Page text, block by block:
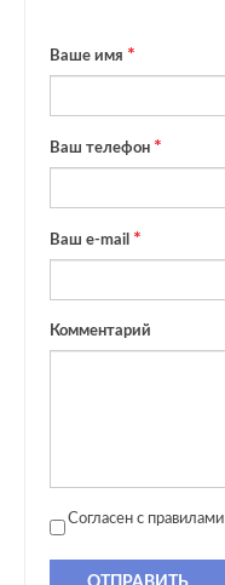
Ваше имя
Ваш телефон
Ваш e-mail
Комментарий
Согласен с правилами